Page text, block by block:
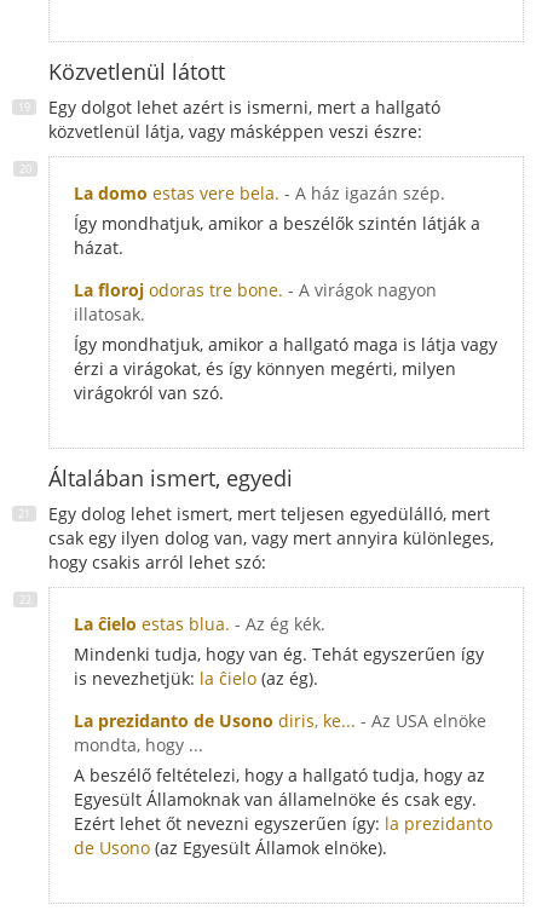
Közvetlenül látott
Egy dolgot lehet azért is ismerni, mert a hallgató
közvetlenül látja, vagy másképpen veszi észre:
La domo estas vere bela. - A ház igazán szép.
Így mondhatjuk, amikor a beszélők szintén látják a
házat.
La floroj odoras tre bone. - A virágok nagyon
illatosak.
Így mondhatjuk, amikor a hallgató maga is látja vagy
érzi a virágokat, és így könnyen megérti, milyen
virágokról van szó.
Általában ismert, egyedi
Egy dolog lehet ismert, mert teljesen egyedülálló, mert
csak egy ilyen dolog van, vagy mert annyira különleges,
hogy csakis arról lehet szó:
La ĉielo estas blua. - Az ég kék.
Mindenki tudja, hogy van ég. Tehát egyszerűen így
is nevezhetjük: la ĉielo (az ég).
La prezidanto de Usono diris, ke... - Az USA elnöke
mondta, hogy ...
A beszélő feltételezi, hogy a hallgató tudja, hogy az
Egyesült Államoknak van államelnöke és csak egy.
Ezért lehet őt nevezni egyszerűen így: la prezidanto
de Usono (az Egyesült Államok elnöke).